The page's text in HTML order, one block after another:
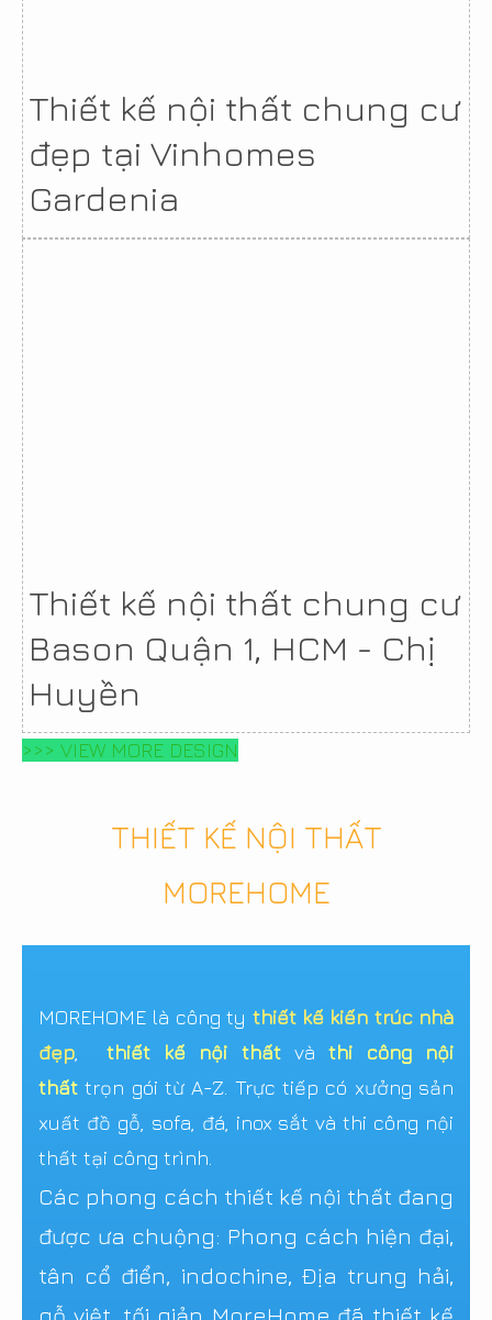
Thiết kế nội thất chung cư
đẹp tại Vinhomes
Gardenia
Thiết kế nội thất chung cư
Bason Quận 1, HCM - Chị
Huyền
>>> VIEW MORE DESIGN
THIẾT KẾ NỘI THẤT
MOREHOME
MOREHOME là công ty thiết kế kiến trúc nhà
đẹp
thiết kế nội thấtvàthi công nội
thất trọn gói từ A-Z. Trực tiếp có xưởng sản
xuất đồ gỗ, sofa, đá, inox sắt và thi công nội
thất tại công trình.
Các phong cách thiết kế nội thất đang
được ưa chuộng: Phong cách hiện đại,
tân cổ điển, indochine, Địa trung hải,
gỗ việt, tối giản..MoreHome đã thiết kế